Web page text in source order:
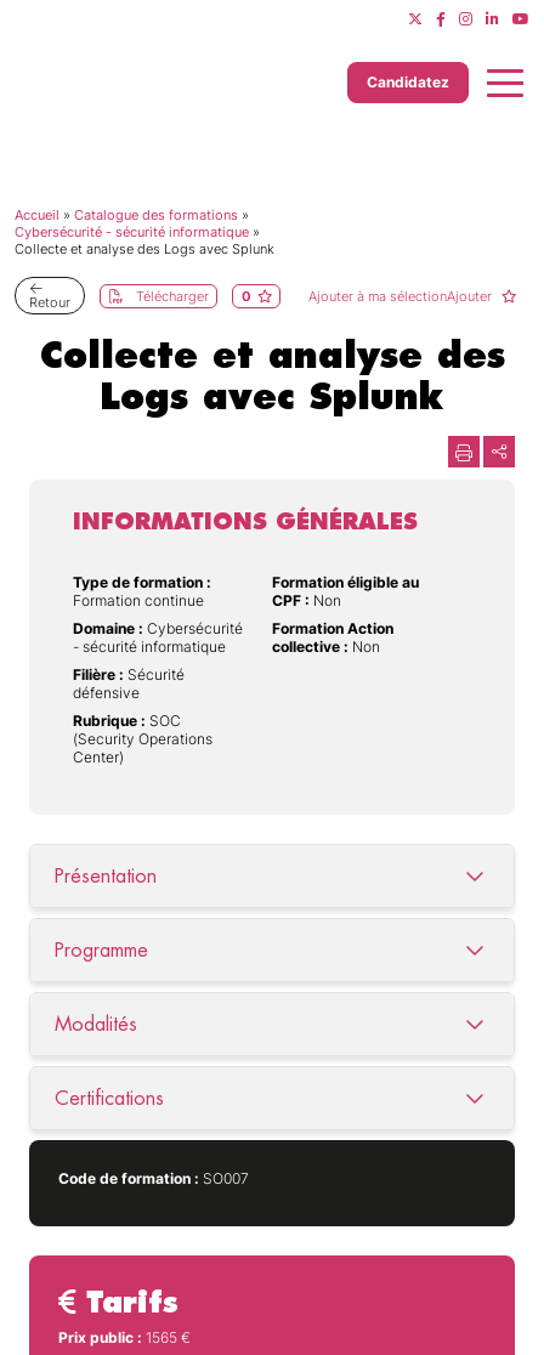
Candidatez
Accueil » Catalogue des formations »
Cybersécurité - sécurité informatique »
Collecte et analyse des Logs avec Splunk
Retour Télécharger 0 Ajouter à ma sélectionAjouter
Collecte et analyse des
Logs avec Splunk
INFORMATIONS GÉNÉRALES
Type de formation :
Formation continue
Domaine : Cybersécurité
- sécurité informatique
Filière : Sécurité
défensive
Rubrique : SOC
(Security Operations
Center)
Formation éligible au
CPF : Non
Formation Action
collective : Non
Présentation
Programme
Modalités
Certifications
Code de formation : SO007
Tarifs
Prix public : 1565 €